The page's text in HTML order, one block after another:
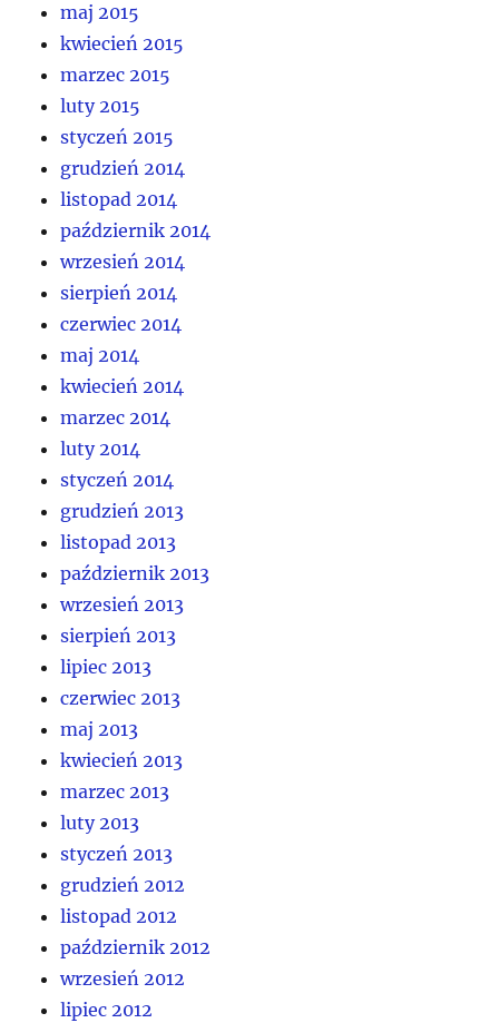
maj 2015
kwiecień 2015
marzec 2015
luty 2015
styczeń 2015
grudzień 2014
listopad 2014
październik 2014
wrzesień 2014
sierpień 2014
czerwiec 2014
maj 2014
kwiecień 2014
marzec 2014
luty 2014
styczeń 2014
grudzień 2013
listopad 2013
październik 2013
wrzesień 2013
sierpień 2013
lipiec 2013
czerwiec 2013
maj 2013
kwiecień 2013
marzec 2013
luty 2013
styczeń 2013
grudzień 2012
listopad 2012
październik 2012
wrzesień 2012
lipiec 2012